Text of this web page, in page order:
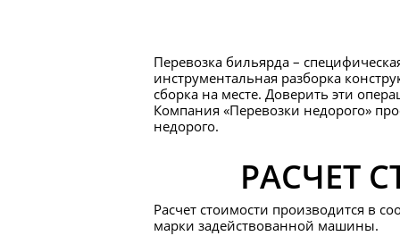
Перевозка бильярда –
инструментальная разборка
сборка на месте. Доверить эти
Компания «Перевозки недорого»
недорого.
РАСЧЕТ
Расчет стоимости производится в
марки задействованной машины.